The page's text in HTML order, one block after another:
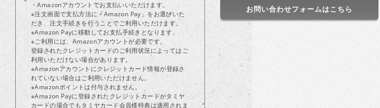
・Amazonアカウントでお支払いいただけます。
※注文画面で支払方法に「Amazon Pay」をお選びいた
だき、注文手続きを行うことでご利用いただけます。
※Amazon Payに移動してお支払手続きとなります。
※ご利用には、Amazonアカウントが必要です。
登録されたクレジットカードのご利用状況によってはご
利用いただけない場合があります。
※Amazonアカウントにクレジットカード情報が登録さ
れていない場合はご利用いただけません。
※Amazonポイントは付与されません。
※Amazon Payに登録されたクレジットカードがタミヤ
カードの場合でもタミヤカード会員様特典は適用されま
お問い合わせフォームはこちら